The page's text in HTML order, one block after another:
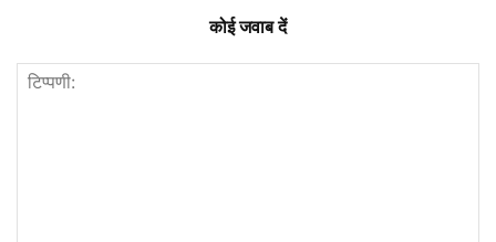
कोई जवाब दें